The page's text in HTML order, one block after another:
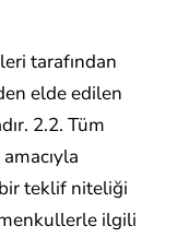
tarafından
elde edilen
2.2. Tüm
teklif niteliği
ilgili